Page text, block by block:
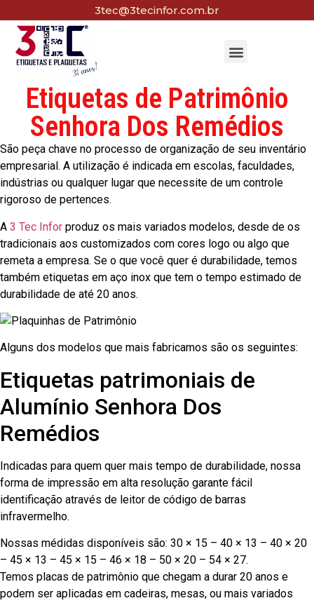
3tec@3tecinfor.com.br
Etiquetas de Patrimônio
Senhora Dos Remédios
São peça chave no processo de organização de seu inventário
empresarial. A utilização é indicada em escolas, faculdades,
indústrias ou qualquer lugar que necessite de um controle
rigoroso de pertences.
A 3 Tec Infor produz os mais variados modelos, desde de os
tradicionais aos customizados com cores logo ou algo que
remeta a empresa. Se o que você quer é durabilidade, temos
também etiquetas em aço inox que tem o tempo estimado de
durabilidade de até 20 anos.
Alguns dos modelos que mais fabricamos são os seguintes:
Etiquetas patrimoniais de
Alumínio Senhora Dos
Remédios
Indicadas para quem quer mais tempo de durabilidade, nossa
forma de impressão em alta resolução garante fácil
identificação através de leitor de código de barras
infravermelho.
Nossas médidas disponíveis são: 30 × 15 – 40 × 13 – 40 × 20
– 45 × 13 – 45 × 15 – 46 × 18 – 50 × 20 – 54 × 27.
Temos placas de patrimônio que chegam a durar 20 anos e
podem ser aplicadas em cadeiras, mesas, ou mais variados